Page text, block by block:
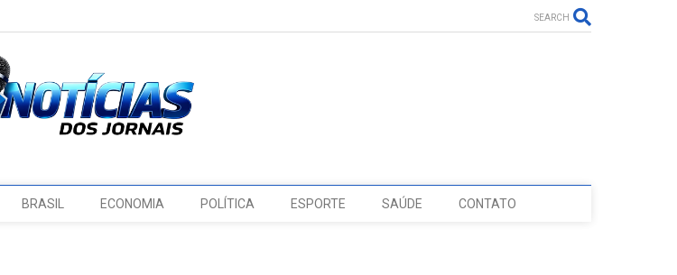
SEARCH
BRASIL ECONOMIA POLÍTICA ESPORTE SAÚDE CONTATO